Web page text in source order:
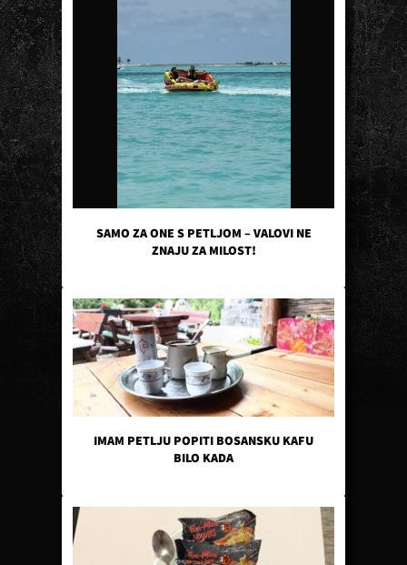
SAMO ZA ONE S PETLJOM – VALOVI NE
ZNAJU ZA MILOST!
IMAM PETLJU POPITI BOSANSKU KAFU
BILO KADA